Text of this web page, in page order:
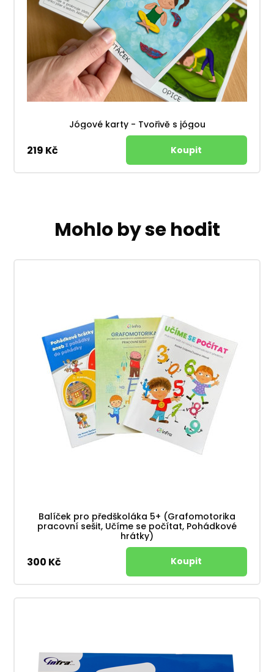
Jógové karty - Tvořivě s jógou
219 Kč
Mohlo by se hodit
Balíček pro předškoláka 5+ (Grafomotorika
pracovní sešit, Učíme se počítat, Pohádkové
hrátky)
300 Kč